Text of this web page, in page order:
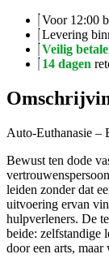
Voor 12:00
Levering
Veilig
14 dagen
Auto-Euthanasie –
Bewust ten dode
leiden zonder dat
uitvoering ervan
hulpverleners. De
beide: zelfstandige
door een arts, maar